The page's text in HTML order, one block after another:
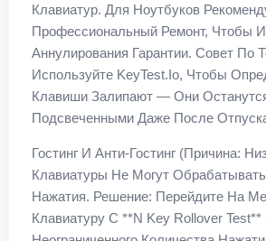
Клавиатур. Для Ноутбуков
Профессиональный Ремонт, Чтобы
Аннулирования Гарантии. Совет По
Используйте KeyTest.io, Чтобы
Клавиши Залипают — Они
Подсвеченными Даже После
Гостинг И Анти-Гостинг (Причина:
Клавиатуры Не Могут
Нажатия. Решение: Перейдите На
Клавиатуру С **n Key Rollover